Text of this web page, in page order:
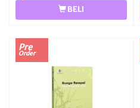
BELI
Pre
Order